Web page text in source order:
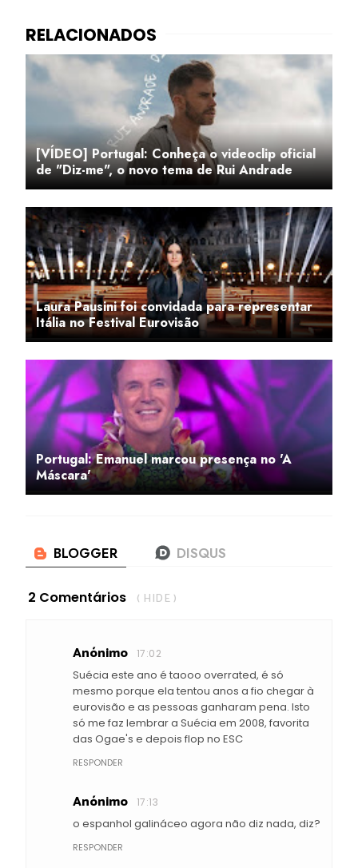
[VÍDEO] Portugal: Conheça o videoclip oficial
de "Diz-me", o novo tema de Rui Andrade
Laura Pausini foi convidada para representar
Itália no Festival Eurovisão
Portugal: Emanuel marcou presença no 'A
Máscara'
2 Comentários ( HIDE )
Anónimo 17:02
Suécia este ano é taooo overrated, é só
mesmo porque ela tentou anos a fio chegar à
eurovisão e as pessoas ganharam pena. Isto
só me faz lembrar a Suécia em 2008, favorita
das Ogae's e depois flop no ESC
RESPONDER
Anónimo 17:13
o espanhol galináceo agora não diz nada, diz?
RESPONDER